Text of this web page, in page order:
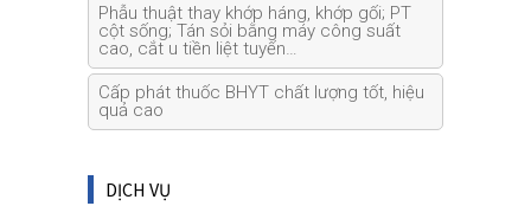
Phẫu thuật thay khớp háng, khớp gối; PT
cột sống; Tán sỏi bằng máy công suất
cao, cắt u tiền liệt tuyến…
Cấp phát thuốc BHYT chất lượng tốt, hiệu
quả cao
DỊCH VỤ